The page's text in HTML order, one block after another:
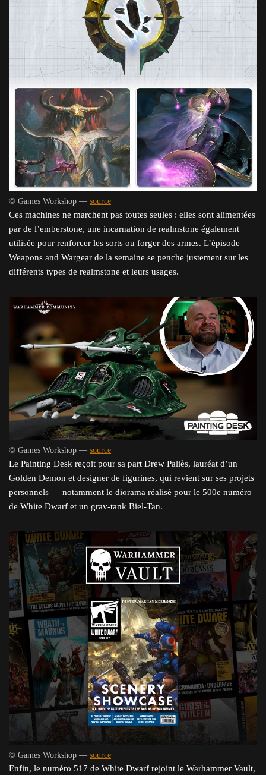
© Games Workshop — source
Ces machines ne marchent pas toutes seules : elles sont alimentées
par de l’emberstone, une incarnation de realmstone également
utilisée pour renforcer les sorts ou forger des armes. L’épisode
Weapons and Wargear de la semaine se penche justement sur les
différents types de realmstone et leurs usages.
© Games Workshop — source
Le Painting Desk reçoit pour sa part Drew Paliès, lauréat d’un
Golden Demon et designer de figurines, qui revient sur ses projets
personnels — notamment le diorama réalisé pour le 500e numéro
de White Dwarf et un grav-tank Biel-Tan.
© Games Workshop — source
Enfin, le numéro 517 de White Dwarf rejoint le Warhammer Vault,